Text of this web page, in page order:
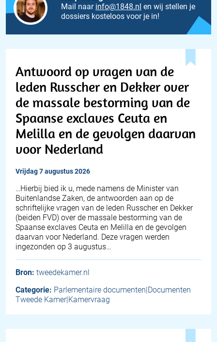
Mail naar info@1848.nl en wij stellen je
dossiers kosteloos voor je in!
Antwoord op vragen van de
leden Russcher en Dekker over
de massale bestorming van de
Spaanse exclaves Ceuta en
Melilla en de gevolgen daarvan
voor Nederland
vrijdag 7 augustus 2026
… Hierbij bied ik u, mede namens de Minister van
Buitenlandse Zaken, de antwoorden aan op de
schriftelijke vragen van de leden Russcher en Dekker
(beiden FVD) over de massale bestorming van de
Spaanse exclaves Ceuta en Melilla en de gevolgen
daarvan voor Nederland. Deze vragen werden
ingezonden op 3 augustus…
Bron: tweedekamer.nl
Categorie: Parlementaire documenten|Documenten
Tweede Kamer|Kamervraag